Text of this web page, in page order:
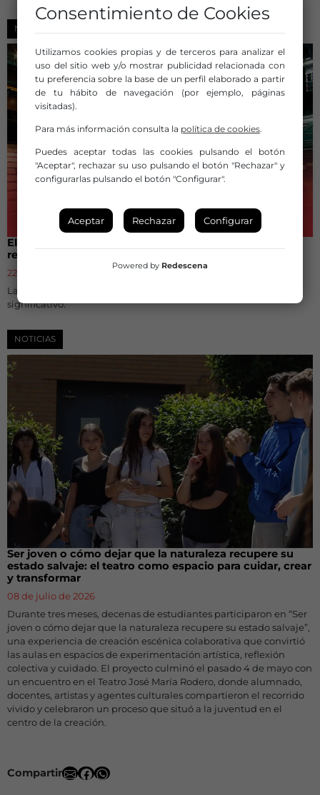
NOTICIAS
El Gobierno aprueba el nuevo Estatuto del Artista, que
refuerza los derechos laborales del sector
22 de julio de 2026
Las organizaciones sindicales lo consideran un avance
significativo.
NOTICIAS
Ser joven o cómo dejar que la naturaleza recupere su
estado salvaje: el teatro como espacio para cuidar, crear
y transformar
08 de julio de 2026
Durante tres meses, decenas de estudiantes participaron en “Ser
joven o cómo dejar que la naturaleza recupere su estado salvaje”,
una experiencia de creación escénica colaborativa que convirtió
las aulas en espacios de experimentación artística, reflexión
colectiva y cuidado. El proyecto culminó el pasado 4 de mayo con
un encuentro en el Teatro José María Rodero, donde alumnado,
docentes, artistas y agentes culturales compartieron el recorrido
vivido y celebraron un proceso que situó a la juventud en el
centro de la creación.
Compartir
Consentimiento de Cookies
Utilizamos cookies propias y de terceros para analizar el
uso del sitio web y/o mostrar publicidad relacionada con
tu preferencia sobre la base de un perfil elaborado a partir
de tu hábito de navegación (por ejemplo, páginas
visitadas).
Para más información consulta la política de cookies.
Puedes aceptar todas las cookies pulsando el botón
"Aceptar", rechazar su uso pulsando el botón "Rechazar" y
configurarlas pulsando el botón "Configurar".
Aceptar Rechazar Configurar
Powered by Redescena